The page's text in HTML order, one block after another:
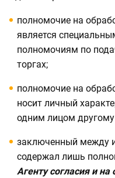
полномочие на
является
полномочиям по
торгах;
полномочие на
носит личный
одним лицом
заключенный между
содержал лишь
Агенту согласия и